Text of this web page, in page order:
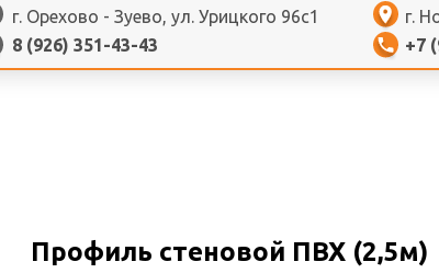
г.
+7
г. Орехово - Зуево, ул. Урицкого 96с1
8 (926) 351-43-43
Профиль стеновой ПВХ (2,5м)